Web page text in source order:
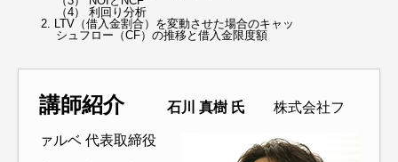
（4） 利回り分析
2. LTV（借入金割合）を変動させた場合のキャッ
シュフロー（CF）の推移と借入金限度額
講師紹介石川 真樹 氏 株式会社フ
ァルベ 代表取締役